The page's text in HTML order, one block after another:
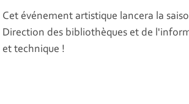
Cet événement artistique lancera la
Direction des bibliothèques et de
et technique !